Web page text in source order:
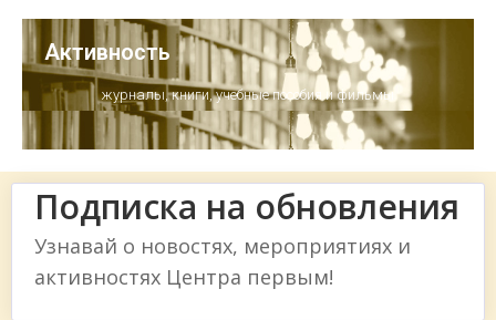
Активность
журналы, книги, учебные пособия и фильмы
Подписка на обновления
Узнавай о новостях, мероприятиях и
активностях Центра первым!